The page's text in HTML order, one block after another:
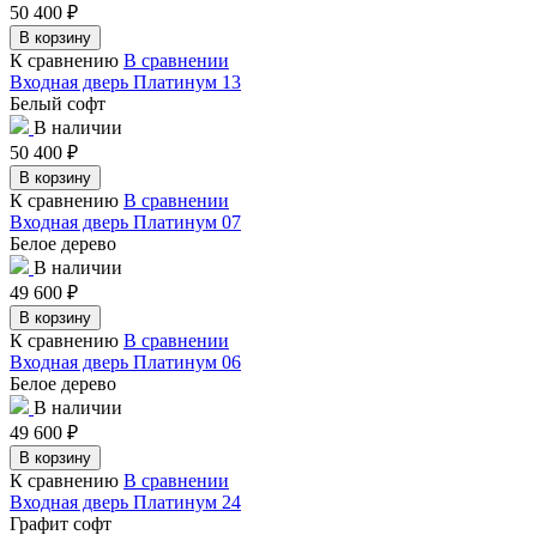
50 400 ₽
В корзину
К сравнению В сравнении
Входная дверь Платинум 13
Белый софт
В наличии
50 400 ₽
В корзину
К сравнению В сравнении
Входная дверь Платинум 07
Белое дерево
В наличии
49 600 ₽
В корзину
К сравнению В сравнении
Входная дверь Платинум 06
Белое дерево
В наличии
49 600 ₽
В корзину
К сравнению В сравнении
Входная дверь Платинум 24
Графит софт